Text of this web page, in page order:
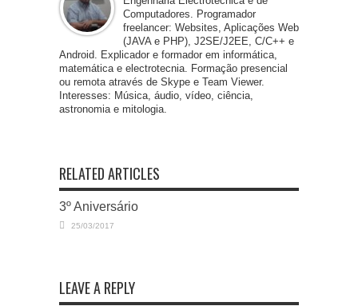
Computadores. Programador
freelancer: Websites, Aplicações Web
(JAVA e PHP), J2SE/J2EE, C/C++ e
Android. Explicador e formador em informática,
matemática e electrotecnia. Formação presencial
ou remota através de Skype e Team Viewer.
Interesses: Música, áudio, vídeo, ciência,
astronomia e mitologia.
RELATED ARTICLES
3º Aniversário
25/03/2017
LEAVE A REPLY